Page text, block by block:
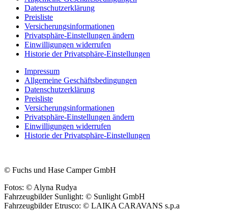
Datenschutzerklärung
Preisliste
Versicherungsinformationen
Privatsphäre-Einstellungen ändern
Einwilligungen widerrufen
Historie der Privatsphäre-Einstellungen
Impressum
Allgemeine Geschäftsbedingungen
Datenschutzerklärung
Preisliste
Versicherungsinformationen
Privatsphäre-Einstellungen ändern
Einwilligungen widerrufen
Historie der Privatsphäre-Einstellungen
© Fuchs und Hase Camper GmbH
Fotos: © Alyna Rudya
Fahrzeugbilder Sunlight: © Sunlight GmbH
Fahrzeugbilder Etrusco: © LAIKA CARAVANS s.p.a